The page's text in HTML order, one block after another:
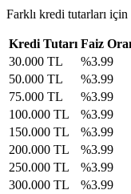
Farklı kredi tutarları
Kredi Tutarı Faiz
30.000 TL %3.99
50.000 TL %3.99
75.000 TL %3.99
100.000 TL %3.99
150.000 TL %3.99
200.000 TL %3.99
250.000 TL %3.99
300.000 TL %3.99